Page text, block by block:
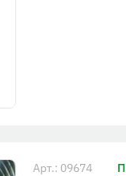
Арт.: 09674